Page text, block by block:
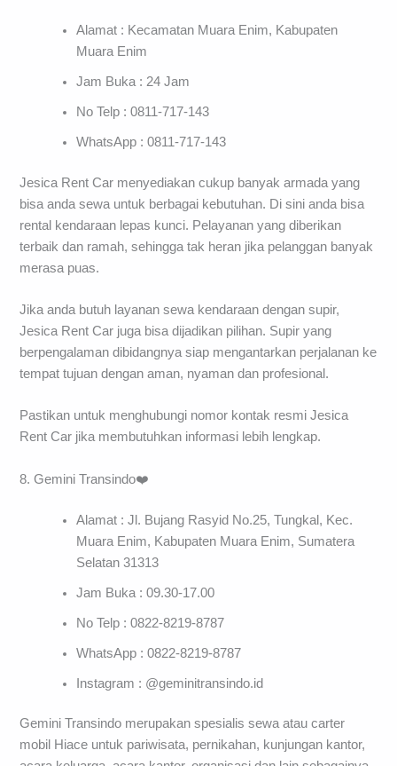
Alamat : Kecamatan Muara Enim, Kabupaten
Muara Enim
Jam Buka : 24 Jam
No Telp : 0811-717-143
WhatsApp : 0811-717-143
Jesica Rent Car menyediakan cukup banyak armada yang
bisa anda sewa untuk berbagai kebutuhan. Di sini anda bisa
rental kendaraan lepas kunci. Pelayanan yang diberikan
terbaik dan ramah, sehingga tak heran jika pelanggan banyak
merasa puas.
Jika anda butuh layanan sewa kendaraan dengan supir,
Jesica Rent Car juga bisa dijadikan pilihan. Supir yang
berpengalaman dibidangnya siap mengantarkan perjalanan ke
tempat tujuan dengan aman, nyaman dan profesional.
Pastikan untuk menghubungi nomor kontak resmi Jesica
Rent Car jika membutuhkan informasi lebih lengkap.
8. Gemini Transindo❤️
Alamat : Jl. Bujang Rasyid No.25, Tungkal, Kec.
Muara Enim, Kabupaten Muara Enim, Sumatera
Selatan 31313
Jam Buka : 09.30-17.00
No Telp : 0822-8219-8787
WhatsApp : 0822-8219-8787
Instagram : @geminitransindo.id
Gemini Transindo merupakan spesialis sewa atau carter
mobil Hiace untuk pariwisata, pernikahan, kunjungan kantor,